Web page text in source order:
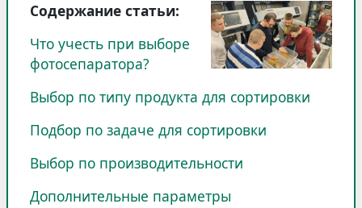
Содержание статьи:
Что учесть при выборе
фотосепаратора?
Выбор по типу продукта для сортировки
Подбор по задаче для сортировки
Выбор по производительности
Дополнительные параметры